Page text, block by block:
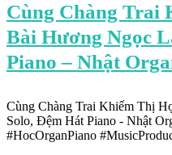
Cùng Chàng Trai
Bài Hương Ngọc
Piano – Nhật
Cùng Chàng Trai Khiếm Thị
Solo, Đệm Hát Piano - Nhật
#HocOrganPiano